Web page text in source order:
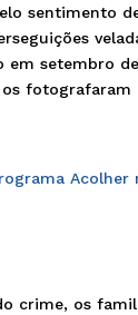
sentimento
setembro
crime, os